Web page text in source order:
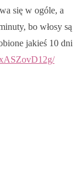
się w ogóle, a
bo włosy są
jakieś 10 dni